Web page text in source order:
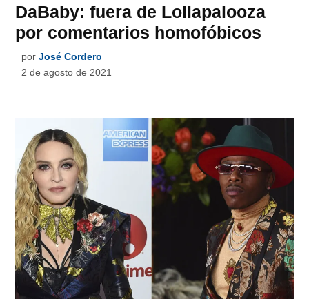
DaBaby: fuera de Lollapalooza
por comentarios homofóbicos
por José Cordero
2 de agosto de 2021